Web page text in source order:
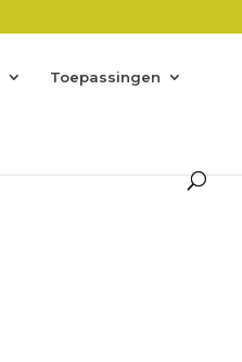
Toepassingen